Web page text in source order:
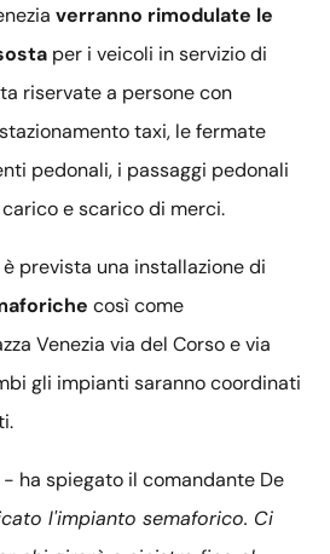
verranno rimodulate le
per i veicoli in servizio di
riservate a persone con
taxi, le fermate
pedonali, i passaggi pedonali
e scarico di merci.
è prevista una installazione di
così come
Venezia via del Corso e via
gli impianti saranno coordinati
- ha spiegato il comandante De
l'impianto semaforico. Ci